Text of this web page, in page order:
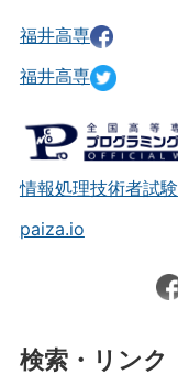
福井高専
福井高専
情報処理技術者試験
paiza.io
検索・リンク